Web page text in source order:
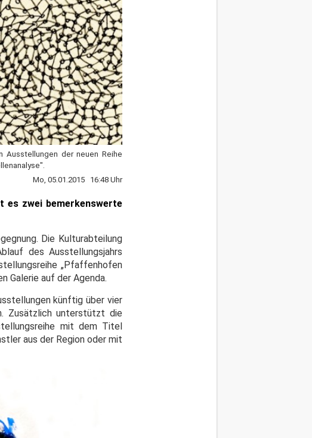
der neuen Reihe
Mo, 05.01.2015 16:48 Uhr
es zwei bemerkenswerte
Die Kulturabteilung
des Ausstellungsjahrs
„Pfaffenhofen
Galerie auf der Agenda.
künftig über vier
Zusätzlich unterstützt die
mit dem Titel
aus der Region oder mit